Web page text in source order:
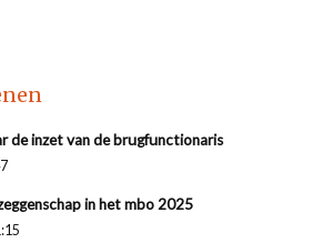
de inzet van de brugfunctionaris
in het mbo 2025